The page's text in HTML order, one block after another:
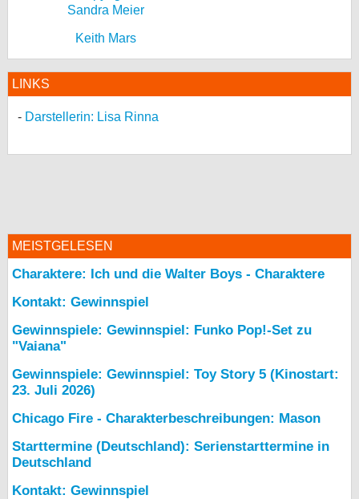
Keith Mars
LINKS
Darstellerin: Lisa Rinna
MEISTGELESEN
Charaktere: Ich und die Walter Boys - Charaktere
Kontakt: Gewinnspiel
Gewinnspiele: Gewinnspiel: Funko Pop!-Set zu
"Vaiana"
Gewinnspiele: Gewinnspiel: Toy Story 5 (Kinostart:
23. Juli 2026)
Chicago Fire - Charakterbeschreibungen: Mason
Starttermine (Deutschland): Serienstarttermine in
Deutschland
Kontakt: Gewinnspiel